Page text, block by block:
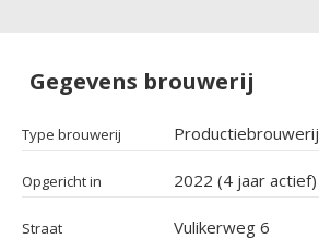
Gegevens brouwerij
Type brouwerij Productiebrouwerij
Opgericht in 2022 (4 jaar actief)
Straat Vulikerweg 6